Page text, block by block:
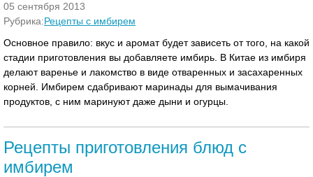
05 сентября 2013
Рубрика:Рецепты с имбирем
Основное правило: вкус и аромат будет зависеть от того, на какой
стадии приготовления вы добавляете имбирь. В Китае из имбиря
делают варенье и лакомство в виде отваренных и засахаренных
корней. Имбирем сдабривают маринады для вымачивания
продуктов, с ним маринуют даже дыни и огурцы.
Рецепты приготовления блюд с
имбирем